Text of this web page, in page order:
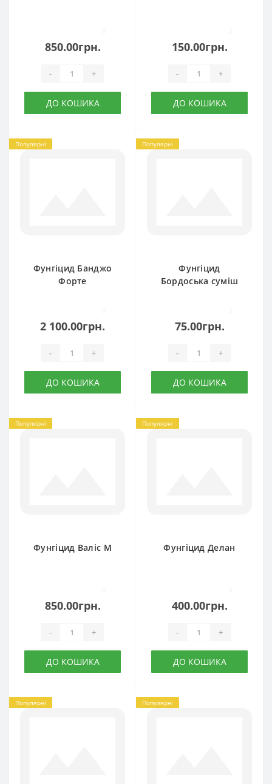
850.00грн.
- +
ДО КОШИКА
150.00грн.
- +
ДО КОШИКА
Популярні
Фунгіцид Банджо
Форте
2 100.00грн.
- +
ДО КОШИКА
Популярні
Фунгіцид
Бордоська суміш
75.00грн.
- +
ДО КОШИКА
Популярні
Фунгіцид Валіс М
850.00грн.
- +
ДО КОШИКА
Популярні
Фунгіцид Делан
400.00грн.
- +
ДО КОШИКА
Популярні Популярні